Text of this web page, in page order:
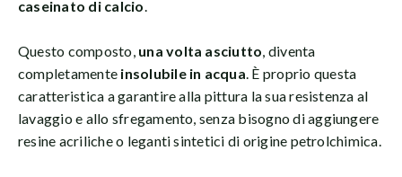
caseinato di calcio.
Questo composto, una volta asciutto, diventa
completamente insolubile in acqua. È proprio questa
caratteristica a garantire alla pittura la sua resistenza al
lavaggio e allo sfregamento, senza bisogno di aggiungere
resine acriliche o leganti sintetici di origine petrolchimica.